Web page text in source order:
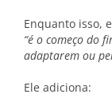
Enquanto isso,
“é o começo do
adaptarem ou
Ele adiciona: